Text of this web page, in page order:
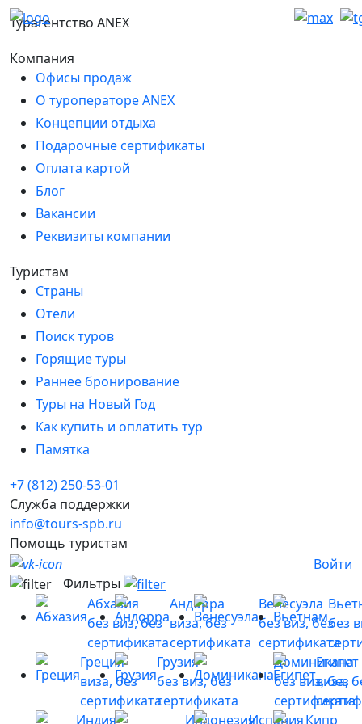
Турагентство ANEX
Компания
Офисы продаж
О туроператоре ANEX
Концепции отдыха
Подарочные сертификаты
Оплата картой
Блог
Вакансии
Реквизиты компании
Туристам
Страны
Отели
Поиск туров
Горящие туры
Раннее бронирование
Туры на Новый Год
Как купить и оплатить тур
Памятка
+7 (812) 250-53-01
Служба поддержки
info@tours-spb.ru
Помощь туристам
Войти
Фильтры
Абхазия
без виз, без
сертификата
Андорра
виза, без
сертификата
Венесуэла
без виз, без
сертификата
без
Греция
виза, без
сертификата
Грузия
без виз, без
сертификата
Доминикана
без виз, без
сертификата
Египет
виза,
Индия
ИндонезияИспанияКипр